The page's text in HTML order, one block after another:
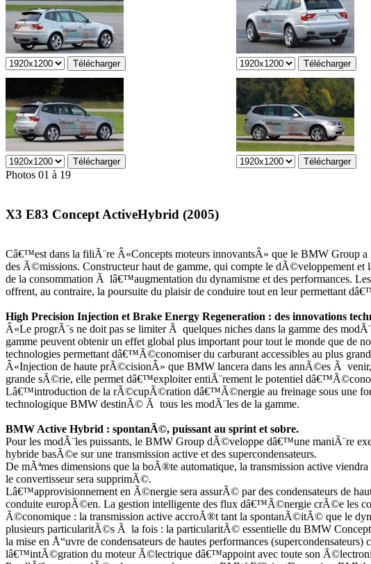
Photos 01 à 19
X3 E83 Concept ActiveHybrid (2005)
Câ€™est dans la filiÃ¨re Â«Concepts moteurs innovantsÂ» que le BMW
des Ã©missions. Constructeur haut de gamme, qui compte le dÃ©veloppement
de la consommation Ã lâ€™augmentation du dynamisme et des performances.
offrent, au contraire, la poursuite du plaisir de conduire tout en leur permettant
High Precision Injection et Brake Energy Regeneration : des innovations
Â«Le progrÃ¨s ne doit pas se limiter Ã quelques niches dans la gamme des
gamme peuvent obtenir un effet global plus important pour tout le monde que de
technologies permettant dâ€™Ã©conomiser du carburant accessibles au plus
Â«Injection de haute prÃ©cisionÂ» que BMW lancera dans les annÃ©es Ã
grande sÃ©rie, elle permet dâ€™exploiter entiÃ¨rement le potentiel
Lâ€™introduction de la rÃ©cupÃ©ration dâ€™Ã©nergie au freinage sous une
technologique BMW destinÃ© Ã tous les modÃ¨les de la gamme.
BMW Active Hybrid : spontanÃ©, puissant au sprint et sobre.
Pour les modÃ¨les puissants, le BMW Group dÃ©veloppe dâ€™une
hybride basÃ©e sur une transmission active et des supercondensateurs.
De mÃªmes dimensions que la boÃ®te automatique, la transmission active
le convertisseur sera supprimÃ©.
Lâ€™approvisionnement en Ã©nergie sera assurÃ© par des condensateurs de
conduite europÃ©en. La gestion intelligente des flux dâ€™Ã©nergie crÃ©e les
Ã©conomique : la transmission active accroÃ®t tant la spontanÃ©itÃ© que le
plusieurs particularitÃ©s Ã la fois : la particularitÃ© essentielle du BMW
la mise en Å“uvre de condensateurs de hautes performances
lâ€™intÃ©gration du moteur Ã©lectrique dâ€™appoint avec toute son